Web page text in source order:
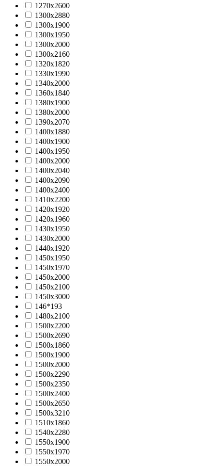
1270х2600
1300x2880
1300х1900
1300х1950
1300х2000
1300х2160
1320х1820
1330х1990
1340х2000
1360х1840
1380х1900
1380х2000
1390х2070
1400х1880
1400х1900
1400х1950
1400х2000
1400х2040
1400х2090
1400х2400
1410х2200
1420х1920
1420х1960
1430х1950
1430х2000
1440x1920
1450х1950
1450х1970
1450х2000
1450х2100
1450х3000
146*193
1480x2100
1500x2200
1500x2690
1500х1860
1500х1900
1500х2000
1500х2290
1500х2350
1500х2400
1500х2650
1500х3210
1510х1860
1540х2280
1550х1900
1550х1970
1550х2000